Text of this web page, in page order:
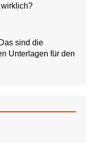
wirklich?
sind die
Unterlagen für den